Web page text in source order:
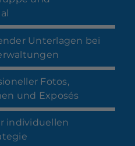
Unterlagen bei
Fotos,
und Exposés
individuellen